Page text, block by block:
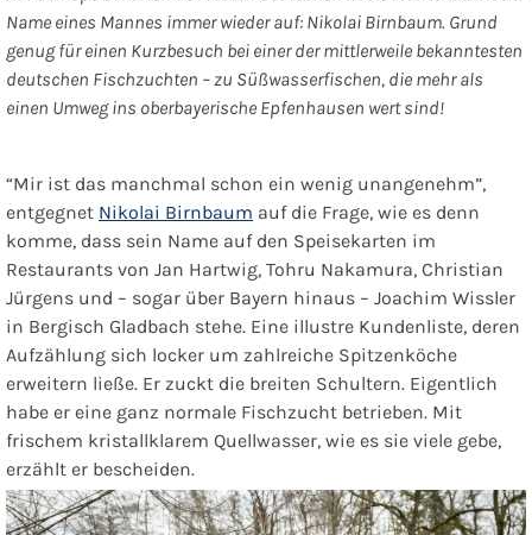
Name eines Mannes immer wieder auf: Nikolai Birnbaum. Grund
genug für einen Kurzbesuch bei einer der mittlerweile bekanntesten
deutschen Fischzuchten – zu Süßwasserfischen, die mehr als
einen Umweg ins oberbayerische Epfenhausen wert sind!
“Mir ist das manchmal schon ein wenig unangenehm”,
entgegnet Nikolai Birnbaum auf die Frage, wie es denn
komme, dass sein Name auf den Speisekarten im
Restaurants von Jan Hartwig, Tohru Nakamura, Christian
Jürgens und – sogar über Bayern hinaus – Joachim Wissler
in Bergisch Gladbach stehe. Eine illustre Kundenliste, deren
Aufzählung sich locker um zahlreiche Spitzenköche
erweitern ließe. Er zuckt die breiten Schultern. Eigentlich
habe er eine ganz normale Fischzucht betrieben. Mit
frischem kristallklarem Quellwasser, wie es sie viele gebe,
erzählt er bescheiden.